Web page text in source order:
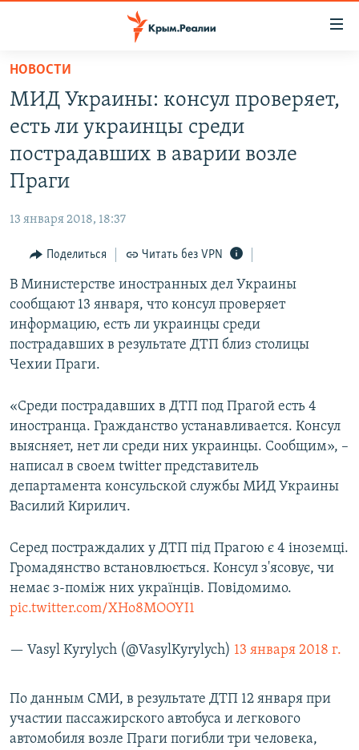
Вернуться
основному
содержанию
главной
Вернутся
поиску
СПЕЦПРОЕКТЫ
ИСТОРИЯ
ИНТЕРАКТИВ
ИНФОГРАФИКА
ТЕЛЕПРОЕКТ КРЫМ.РЕАЛИИ
СОВЕТЫ ПРАВОЗАЩИТНИКОВ
ПРОПАВШИЕ БЕЗ ВЕСТИ
ПОБЕДИТЕЛЕЙ НЕ СУДЯТ?
КРЫМ.НЕПОКОРЕННЫЙ
ELIFBE
УКРАИНСКАЯ ПРОБЛЕМА КРЫМА
РАДІО СВОБОДА
КАК ОБОЙТИ БЛОКИРОВКУ
Українською
Qırımtatar
ПРИСОЕДИНЯЙТЕСЬ!
Все сайты RFE/RL
НОВОСТИ
МИД Украины: консул проверяет,
есть ли украинцы среди
пострадавших в аварии возле
Праги
13 января 2018, 18:37
Поделиться Читать без VPN
В Министерстве иностранных дел Украины
сообщают 13 января, что консул проверяет
информацию, есть ли украинцы среди
пострадавших в результате ДТП близ столицы
Чехии Праги.
«Среди пострадавших в ДТП под Прагой есть 4
иностранца. Гражданство устанавливается. Консул
выясняет, нет ли среди них украинцы. Сообщим», –
написал в своем twitter представитель
департамента консульской службы МИД Украины
Василий Кирилич.
Серед постраждалих у ДТП під Прагою є 4 іноземці.
Громадянство встановлюється. Консул з'ясовує, чи
немає з-поміж них українців. Повідомимо.
pic.twitter.com/XHo8MOOYI1
— Vasyl Kyrylych (@VasylKyrylych) 13 января 2018 г.
По данным СМИ, в результате ДТП 12 января при
участии пассажирского автобуса и легкового
автомобиля возле Праги погибли три человека,